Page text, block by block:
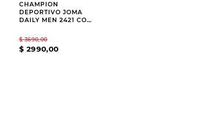
CHAMPION
DEPORTIVO JOMA
DAILY MEN 2421 CON
$ 3690,00
$ 2990,00